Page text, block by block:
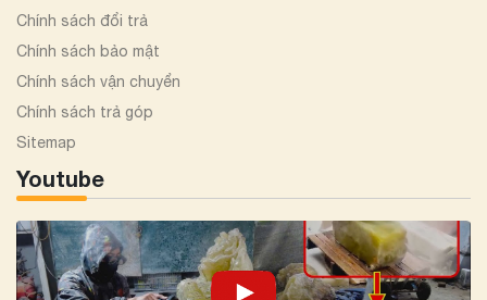
Chính sách đổi trả
Chính sách bảo mật
Chính sách vận chuyển
Chính sách trả góp
Sitemap
Youtube